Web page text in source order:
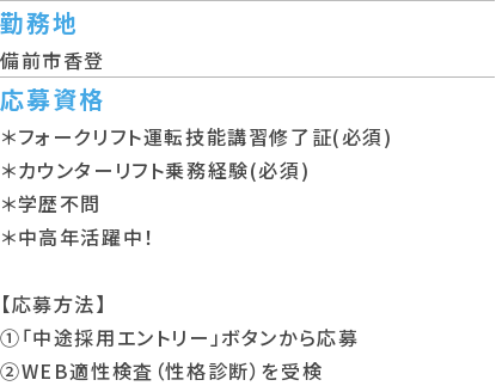
勤務地
備前市香登
応募資格
＊フォークリフト運転技能講習修了証(必須)
＊カウンターリフト乗務経験(必須)
＊学歴不問
＊中高年活躍中！
【応募方法】
①「中途採用エントリー」ボタンから応募
②WEB適性検査（性格診断）を受検